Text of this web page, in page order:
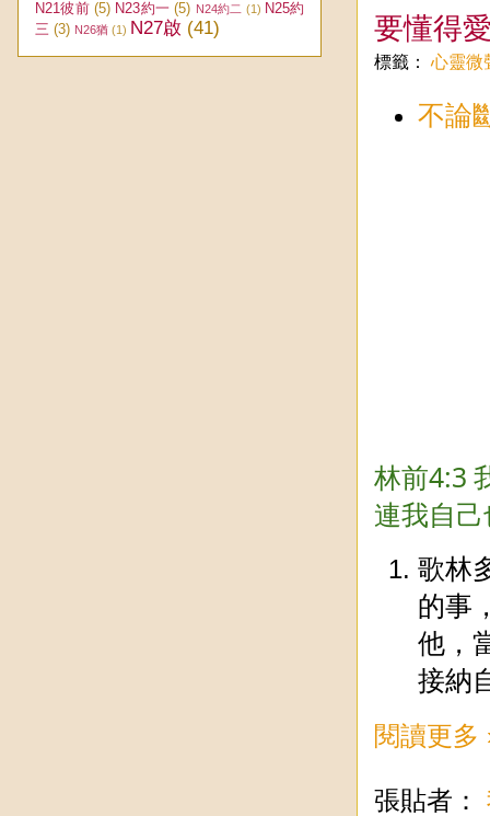
要懂得
標籤： 心靈微
不論
林前4:3
連我自
歌林
的事
他，
接納
閱讀更多
張貼者：
N21彼前 (5) N23約一 (5) N24約二 (1) N25約
三 (3) N26猶 (1) N27啟 (41)